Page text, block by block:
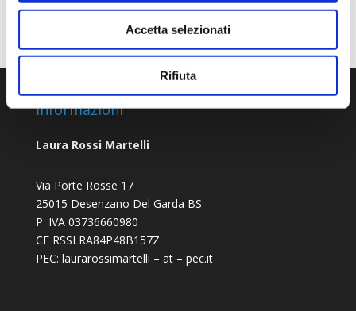
Accetta selezionati
Rifiuta
passeggiate
webinar
Informazioni
Laura Rossi Martelli
Via Porte Rosse 17
25015 Desenzano Del Garda BS
P. IVA 03736660980
CF RSSLRA84P48B157Z
PEC: laurarossimartelli – at – pec.it